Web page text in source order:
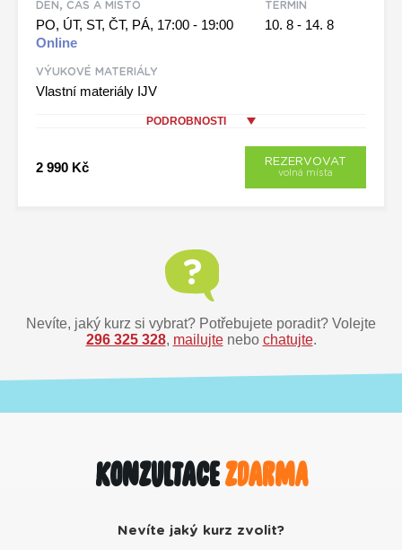
DEN, ČAS A MÍSTO
PO, ÚT, ST, ČT, PÁ, 17:00 - 19:00
Online
TERMÍN
10. 8 - 14. 8
VÝUKOVÉ MATERIÁLY
Vlastní materiály IJV
PODROBNOSTI
2 990 Kč REZERVOVAT
volná místa
Nevíte, jaký kurz si vybrat? Potřebujete poradit? Volejte
296 325 328, mailujtenebo chatujte.
Konzultacezdarma
Nevíte jaký kurz zvolit?